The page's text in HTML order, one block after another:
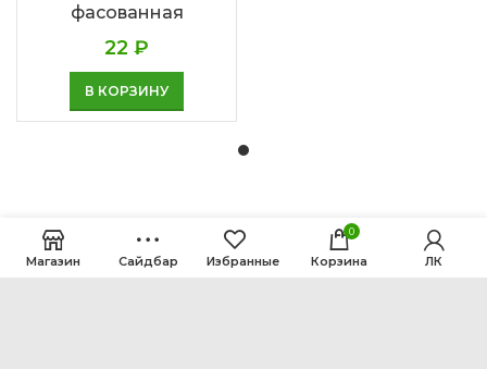
фасованная
22 ₽
В КОРЗИНУ
Магазин Сайдбар Избранные
0
Корзина ЛК